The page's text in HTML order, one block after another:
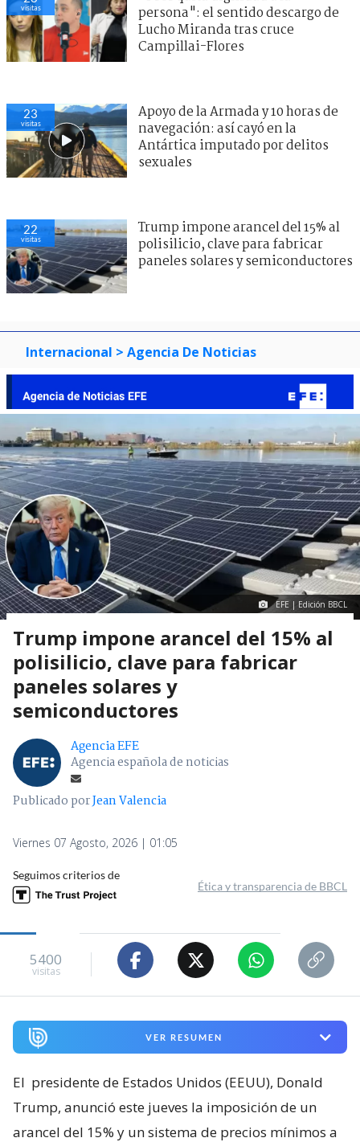
visitas
persona": el sentido descargo de
Lucho Miranda tras cruce
Campillai-Flores
23
visitas
Apoyo de la Armada y 10 horas de
navegación: así cayó en la
Antártica imputado por delitos
sexuales
22
visitas
Trump impone arancel del 15% al
polisilicio, clave para fabricar
paneles solares y semiconductores
Internacional > Agencia De Noticias
EFE | Edición BBCL
Trump impone arancel del 15% al
polisilicio, clave para fabricar
paneles solares y
semiconductores
Agencia EFE
Agencia española de noticias
Publicado porJean Valencia
Viernes 07 Agosto, 2026 | 01:05
Seguimos criterios de
Ética y transparencia de BBCL
5400
visitas
VER RESUMEN
El presidente de Estados Unidos (EEUU), Donald
Trump, anunció este jueves la imposición de un
arancel del 15% y un sistema de precios mínimos a